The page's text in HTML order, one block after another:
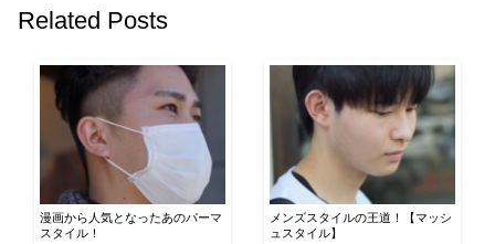
Related Posts
漫画から人気となったあのパーマ
スタイル！
メンズスタイルの王道！【マッシ
ュスタイル】